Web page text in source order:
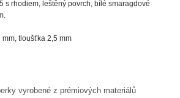
s rhodiem, leštěný povrch, bílé smaragdové
mm, tloušťka 2,5 mm
vyrobené z prémiových materiálů